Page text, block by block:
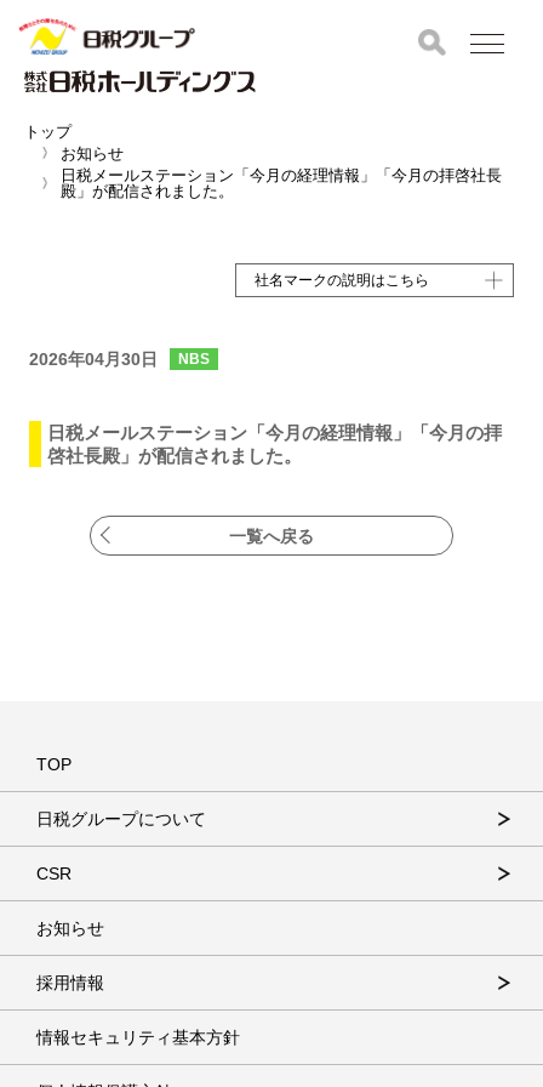
トップ
お知らせ
日税メールステーション「今月の経理情報」「今月の拝啓社長
殿」が配信されました。
社名マークの説明はこちら
2026年04月30日 NBS
日税メールステーション「今月の経理情報」「今月の拝
啓社長殿」が配信されました。
一覧へ戻る
TOP
日税グループについて
CSR
お知らせ
採用情報
情報セキュリティ基本方針